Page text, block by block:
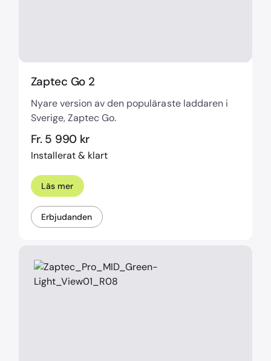
Zaptec Go 2
Nyare version av den populäraste laddaren i
Sverige, Zaptec Go.
Fr. 5 990 kr
Installerat & klart
Läs mer
Erbjudanden